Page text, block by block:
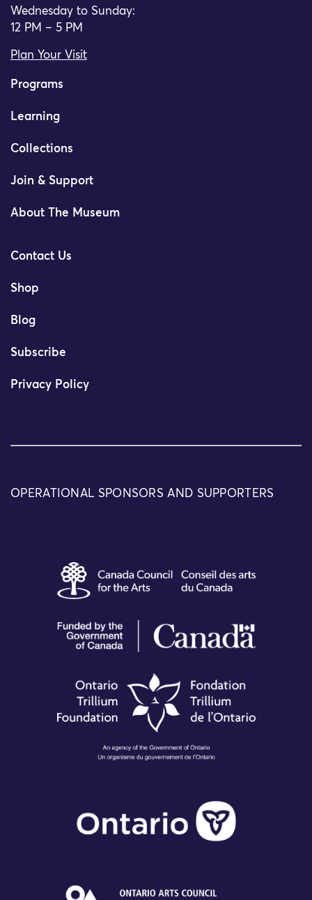
Wednesday to Sunday:
12 PM – 5 PM
Plan Your Visit
Programs
Learning
Collections
Join & Support
About The Museum
Contact Us
Shop
Blog
Subscribe
Privacy Policy
OPERATIONAL SPONSORS AND SUPPORTERS